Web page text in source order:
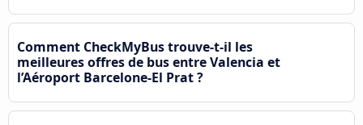
Comment CheckMyBus trouve-t-il les
meilleures offres de bus entre Valencia et
l’Aéroport Barcelone-El Prat ?